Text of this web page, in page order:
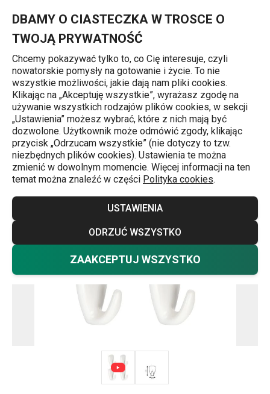
DBAMY O CIASTECZKA W TROSCE O
TWOJĄ PRYWATNOŚĆ
Chcemy pokazywać tylko to, co Cię interesuje, czyli
nowatorskie pomysły na gotowanie i życie. To nie
wszystkie możliwości, jakie dają nam pliki cookies.
Klikając na „Akceptuję wszystkie”, wyrażasz zgodę na
używanie wszystkich rodzajów plików cookies, w sekcji
„Ustawienia” możesz wybrać, które z nich mają być
dozwolone. Użytkownik może odmówić zgody, klikając
przycisk „Odrzucam wszystkie” (nie dotyczy to tzw.
niezbędnych plików cookies). Ustawienia te można
zmienić w dowolnym momencie. Więcej informacji na ten
temat można znaleźć w części Polityka cookies.
USTAWIENIA
ODRZUĆ WSZYSTKO
ZAAKCEPTUJ WSZYSTKO
Haczyki
Haczyk mały samoprzylepny
PRESTO, 4 szt.